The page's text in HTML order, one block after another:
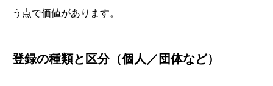
う点で価値があります。
登録の種類と区分（個人／団体など）